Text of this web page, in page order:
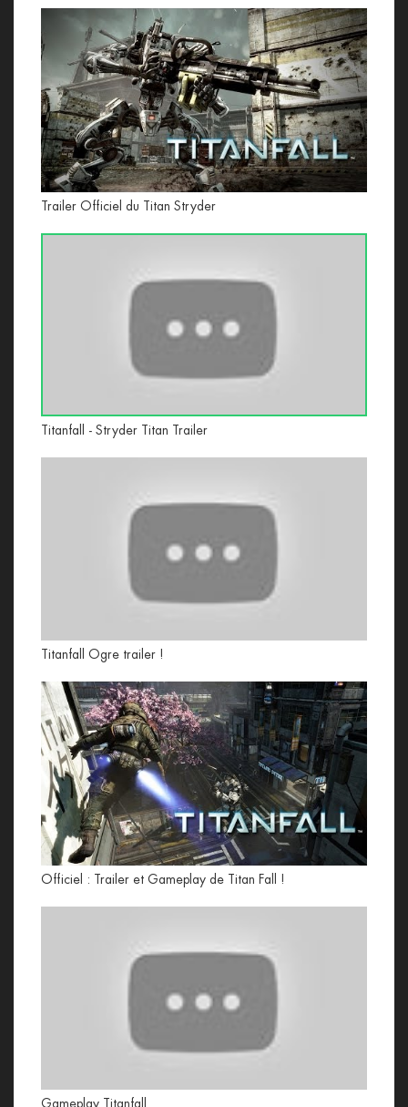
Trailer Officiel du Titan Stryder
Titanfall - Stryder Titan Trailer
Titanfall Ogre trailer !
Officiel : Trailer et Gameplay de Titan Fall !
Gameplay Titanfall